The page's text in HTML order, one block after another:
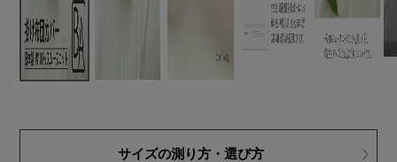
サイズの測り方・選び方